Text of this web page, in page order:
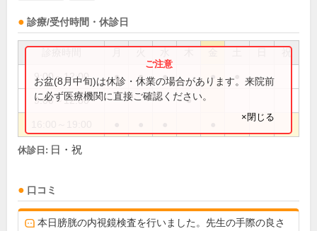
診療/受付時間・休診日
祝
9:00～12:00 ● ● ● ●
9:00～12:30 ●
お盆(8月中旬)は休診・休業の場合があります。来院前
に必ず医療機関に直接ご確認ください。
×閉じる
休診日: 日・祝
口コミ
本日膀胱の内視鏡検査を行いました。先生の手際の良さ